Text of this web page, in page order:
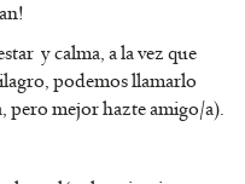
y calma, a la vez que
podemos llamarlo
pero mejor hazte amigo/a).